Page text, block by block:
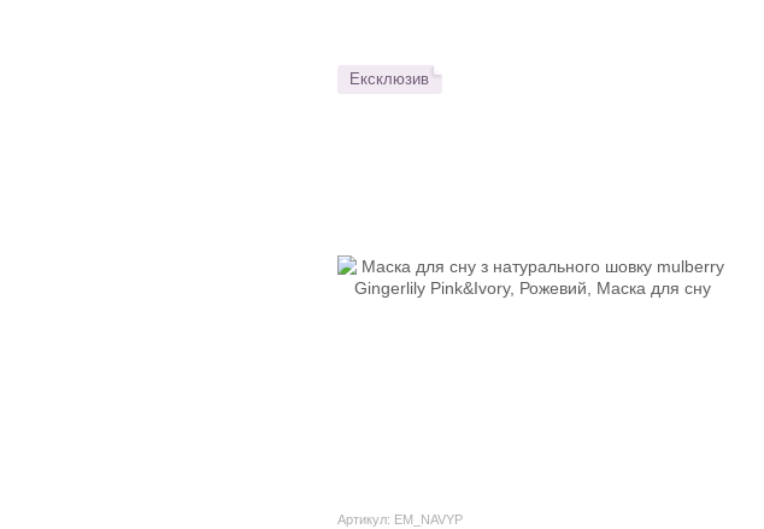
Ексклюзив
Артикул: EM_NAVYP